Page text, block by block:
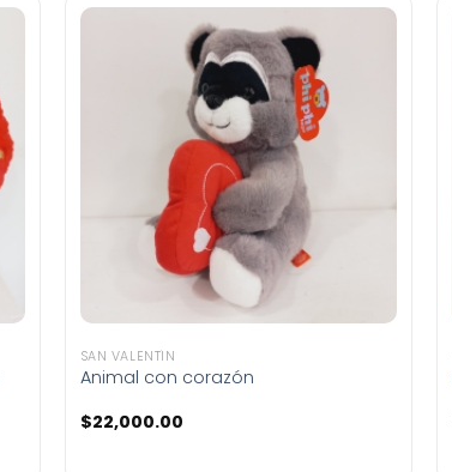
SAN VALENTÍN
Animal con corazón
$22,000.00